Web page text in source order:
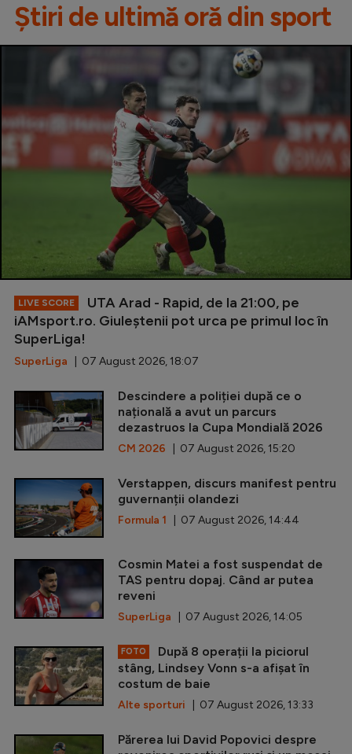
Știri de ultimă oră din sport
LIVE SCORE
UTA Arad - Rapid, de la 21:00, pe
iAMsport.ro. Giuleștenii pot urca pe primul loc în
SuperLiga!
SuperLiga | 07 August 2026, 18:07
Descindere a poliției după ce o
națională a avut un parcurs
dezastruos la Cupa Mondială 2026
CM 2026 | 07 August 2026, 15:20
Verstappen, discurs manifest pentru
guvernanții olandezi
Formula 1 | 07 August 2026, 14:44
Cosmin Matei a fost suspendat de
TAS pentru dopaj. Când ar putea
reveni
SuperLiga | 07 August 2026, 14:05
FOTO
După 8 operații la piciorul
stâng, Lindsey Vonn s-a afișat în
costum de baie
Alte sporturi | 07 August 2026, 13:33
Părerea lui David Popovici despre